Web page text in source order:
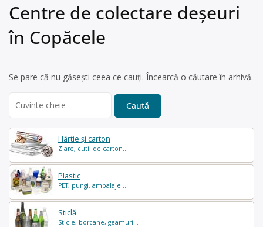
Hârtie și carton
Ziare, cutii de carton...
Plastic
PET, pungi, ambalaje...
Sticlă
Sticle, borcane, geamuri...
Centre de colectare deșeuri
în Copăcele
Se pare că nu găsești ceea ce cauți. Încearcă o căutare în arhivă.
for: